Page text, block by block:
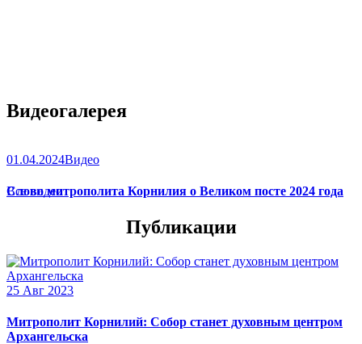
Видеогалерея
01.04.2024Видео
Слово митрополита Корнилия о Великом посте 2024 года
Все видео
Публикации
25 Авг 2023
Митрополит Корнилий: Собор станет духовным центром
Архангельска